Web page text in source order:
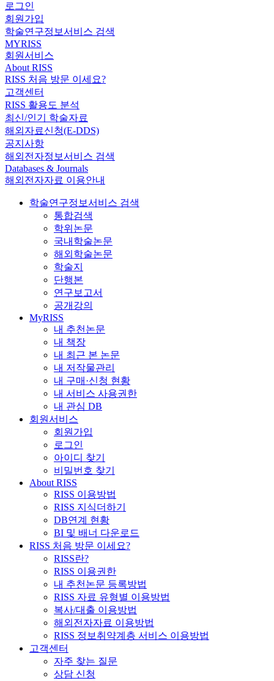
로그인
회원가입
학술연구정보서비스 검색
MYRISS
회원서비스
About RISS
RISS 처음 방문 이세요?
고객센터
RISS 활용도 분석
최신/인기 학술자료
해외자료신청(E-DDS)
공지사항
해외전자정보서비스 검색
Databases & Journals
해외전자자료 이용안내
학술연구정보서비스 검색
통합검색
학위논문
국내학술논문
해외학술논문
학술지
단행본
연구보고서
공개강의
MyRISS
내 추천논문
내 책장
내 최근 본 논문
내 저작물관리
내 구매·신청 현황
내 서비스 사용권한
내 관심 DB
회원서비스
회원가입
로그인
아이디 찾기
비밀번호 찾기
About RISS
RISS 이용방법
RISS 지식더하기
DB연계 현황
BI 및 배너 다운로드
RISS 처음 방문 이세요?
RISS란?
RISS 이용권한
내 추천논문 등록방법
RISS 자료 유형별 이용방법
복사/대출 이용방법
해외전자자료 이용방법
RISS 정보취약계층 서비스 이용방법
고객센터
자주 찾는 질문
상담 신청